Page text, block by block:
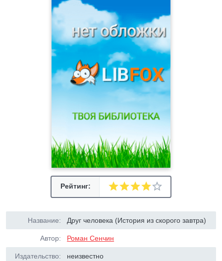
Рейтинг:
Название: Друг человека (История из скорого завтра)
Автор: Роман Сенчин
Издательство: неизвестно